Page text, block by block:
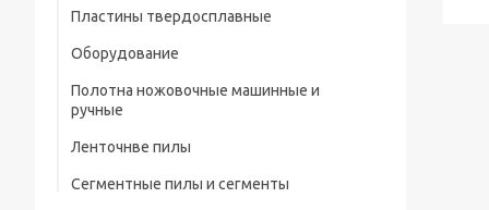
предохранительного конуса (тип А)
Сверла центровочные Р6М5 с
предохранительным конусом (тип В)
радиусные (тип R)
ШЦЦ-III ГОСТ 166-89
Пластины твердосплавные
Оборудование
Полотна ножовочные машинные и
ручные
Ленточнве пилы
Сегментные пилы и сегменты